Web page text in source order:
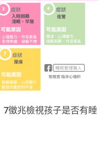
7徵兆檢視孩子是否有睡